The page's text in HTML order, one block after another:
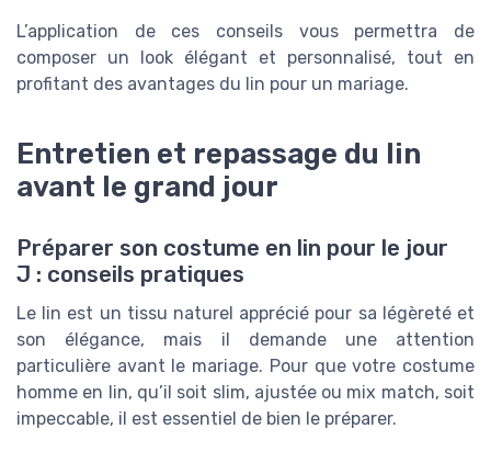
L’application de ces conseils vous permettra de
composer un look élégant et personnalisé, tout en
profitant des avantages du lin pour un mariage.
Entretien et repassage du lin
avant le grand jour
Préparer son costume en lin pour le jour
J : conseils pratiques
Le lin est un tissu naturel apprécié pour sa légèreté et
son élégance, mais il demande une attention
particulière avant le mariage. Pour que votre costume
homme en lin, qu’il soit slim, ajustée ou mix match, soit
impeccable, il est essentiel de bien le préparer.